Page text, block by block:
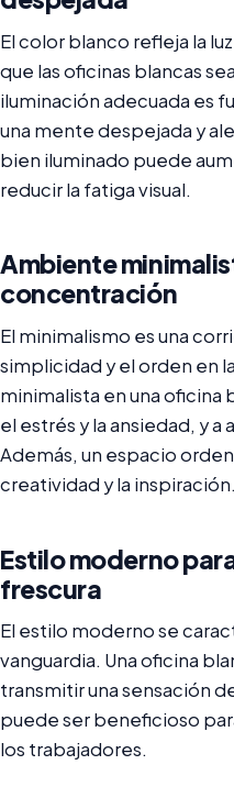
El color blanco refleja la
que las oficinas blancas
iluminación adecuada es
una mente despejada y
bien iluminado puede
reducir la fatiga visual.
Ambiente
concentración
El minimalismo es una
simplicidad y el orden en
minimalista en una oficina
el estrés y la ansiedad, y
Además, un espacio
creatividad y la inspiración.
Estilo moderno
frescura
El estilo moderno se
vanguardia. Una oficina
transmitir una sensación
puede ser beneficioso
los trabajadores.